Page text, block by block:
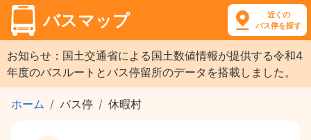
バスマップ
近くの
バス停を探す
お知らせ：国土交通省による国土数値情報が提供する令和4
年度のバスルートとバス停留所のデータを搭載しました。
ホーム バス停 休暇村